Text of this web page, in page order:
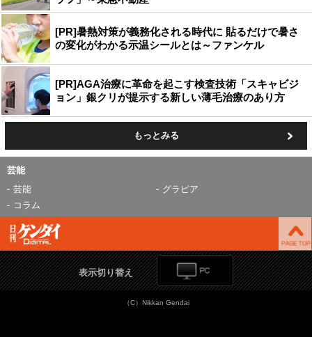
[PR]暑熱対策が義務化される時代に 貼るだけで暑さ
の変化がわかる示温シールとは～ファンケル
[PR]AGA治療に革命を起こす検査技術「スキャビジ
ョン」銀クリが提示する新しい薄毛治療のあり方
もっとみる
芸能
芸能
グラビア
コラム
表示切り替え
（C）Nikkan Gendai